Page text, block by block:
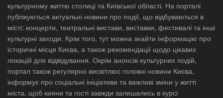
культурному життю столиці та Київської області. На порталі
публікуються актуальні новини про події, що відбуваються в
місті: концерти, театральні вистави, виставки, фестивалі та інші
культурні заходи. Крім того, тут можна знайти інформацію про
історичні місця Києва, а також рекомендації щодо цікавих
локацій для відвідування. Окрім анонсів культурних подій,
портал також регулярно висвітлює головні новини Києва,
інформує про соціальні ініціативи та важливі зміни у житті
міста, щоб кияни та гості завжди залишались в курсі